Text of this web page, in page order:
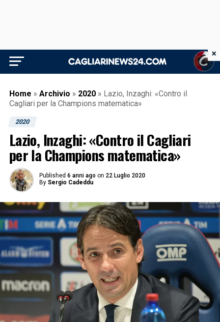
Home » Archivio » 2020 » Lazio, Inzaghi: «Contro il
Cagliari per la Champions matematica»
2020
Lazio, Inzaghi: «Contro il Cagliari
per la Champions matematica»
Published 6 anni ago on 22 Luglio 2020
By Sergio Cadeddu
×